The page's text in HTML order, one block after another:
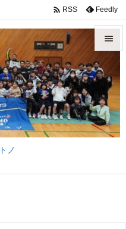
ノ


メニュ

サイド

前へ
 RSS Feedly